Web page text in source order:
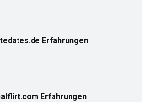
Erfahrungen
Erfahrungen